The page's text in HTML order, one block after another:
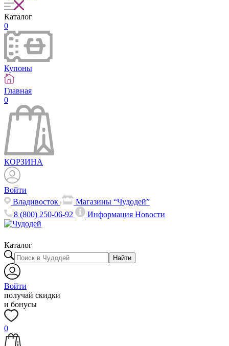
Каталог
0
Купоны
Главная
0
КОРЗИНА
Войти
Владивосток
Магазины “Чудодей”
8 (800) 250-06-92
ИнформацияНовости
Каталог
Найти
Войти
получай скидки
и бонусы
0